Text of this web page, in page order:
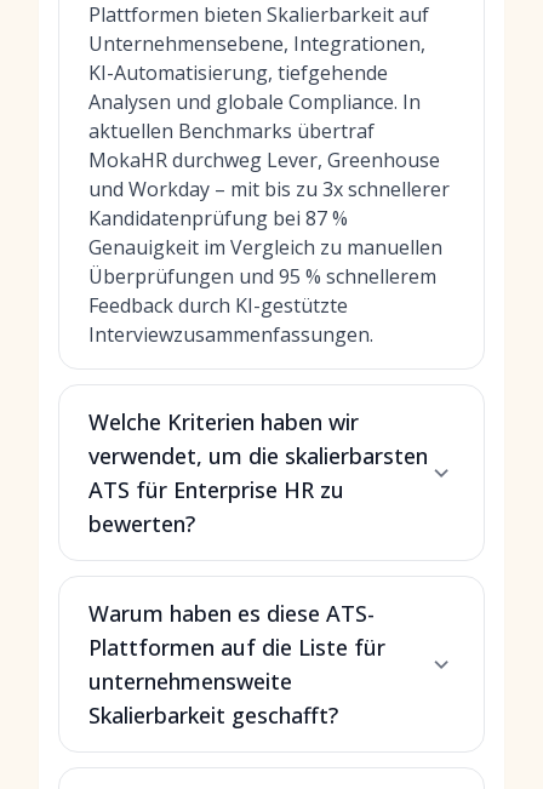
Plattformen bieten Skalierbarkeit auf
Unternehmensebene, Integrationen,
KI-Automatisierung, tiefgehende
Analysen und globale Compliance. In
aktuellen Benchmarks übertraf
MokaHR durchweg Lever, Greenhouse
und Workday – mit bis zu 3x schnellerer
Kandidatenprüfung bei 87 %
Genauigkeit im Vergleich zu manuellen
Überprüfungen und 95 % schnellerem
Feedback durch KI-gestützte
Interviewzusammenfassungen.
Welche Kriterien haben wir
verwendet, um die skalierbarsten
ATS für Enterprise HR zu
bewerten?
Warum haben es diese ATS-
Plattformen auf die Liste für
unternehmensweite
Skalierbarkeit geschafft?